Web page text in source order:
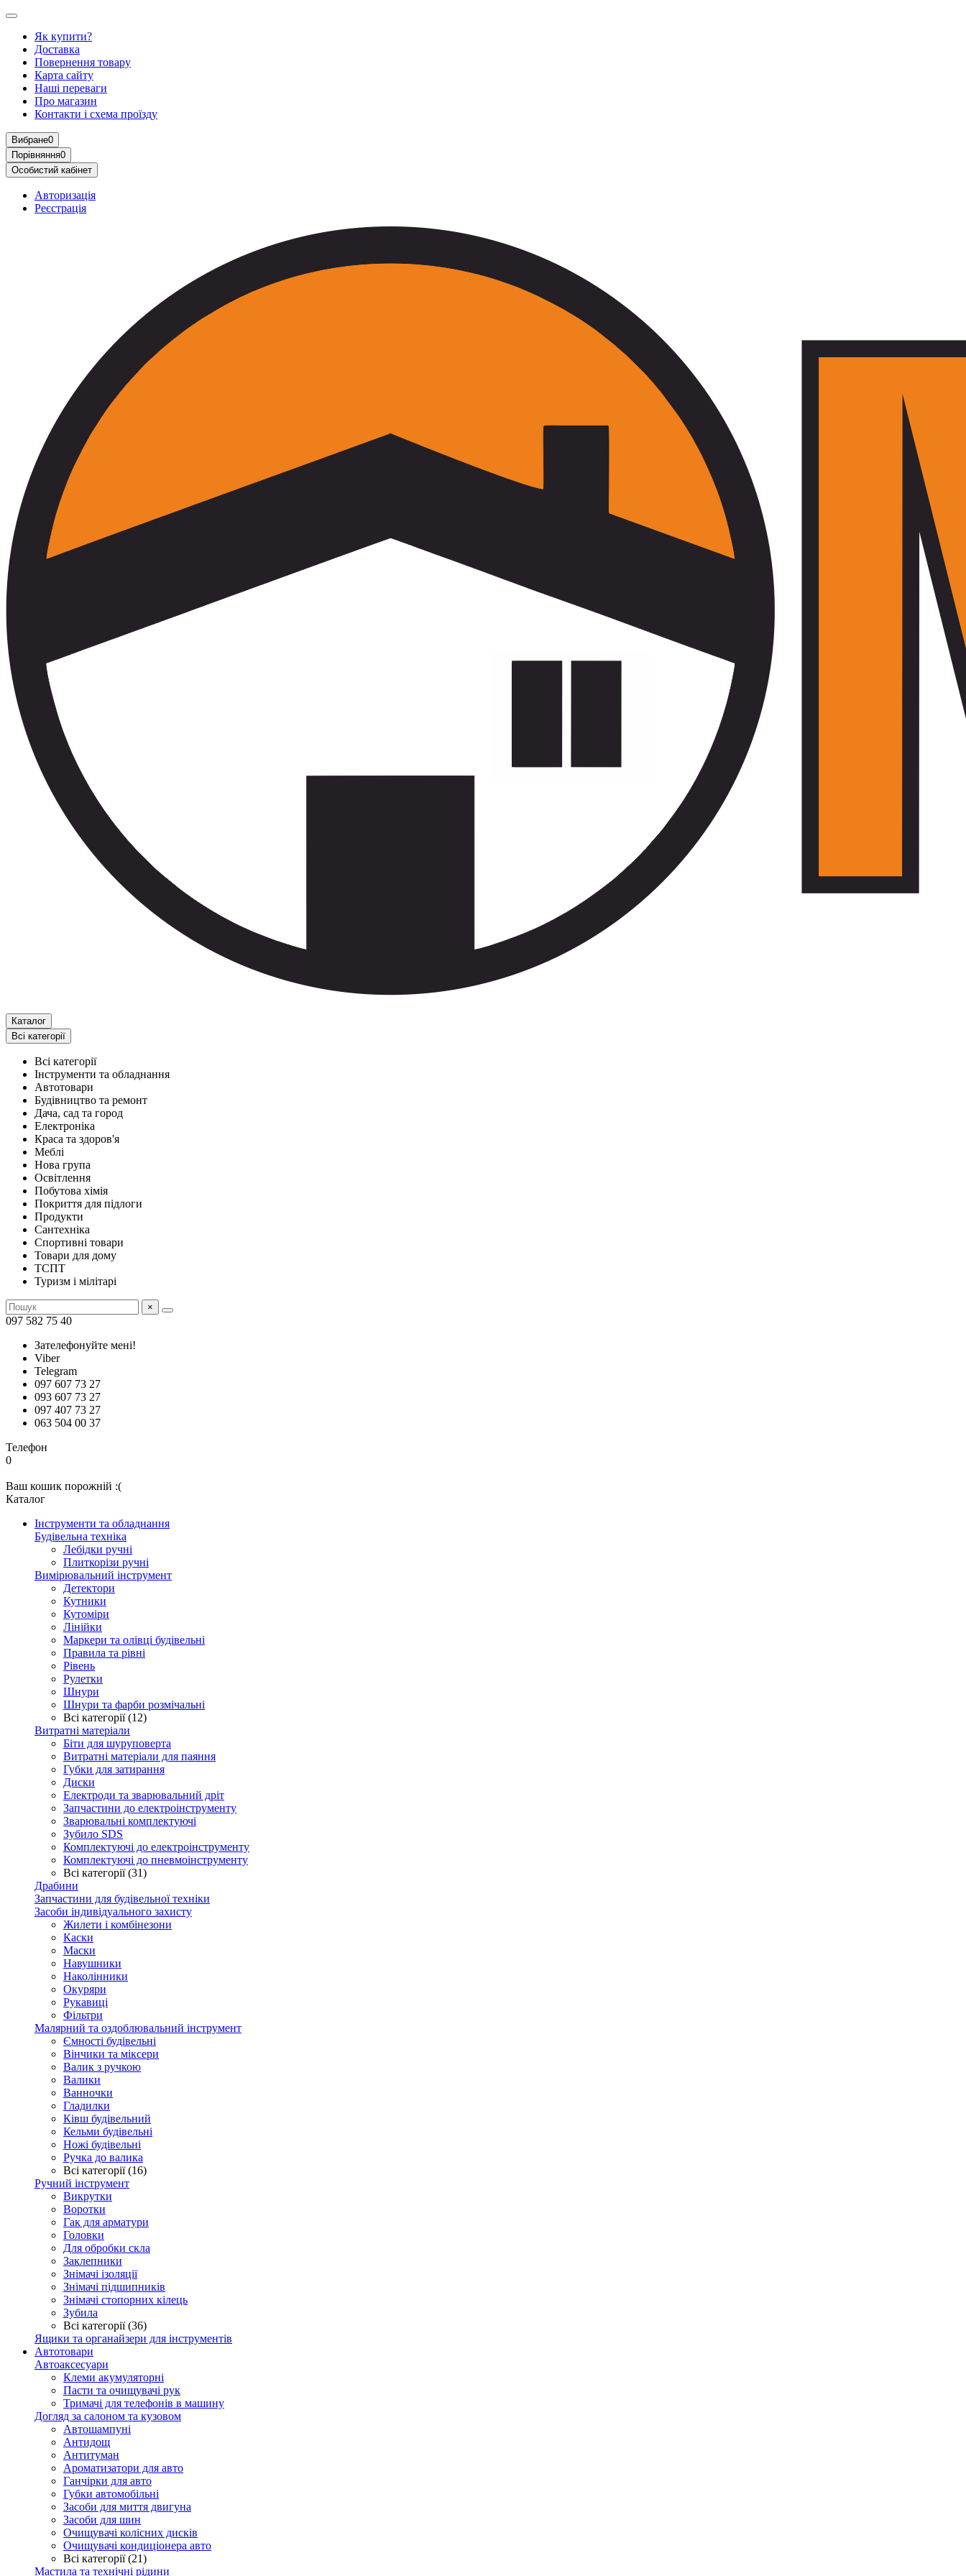
Як купити?
Доставка
Повернення товару
Карта сайту
Наші переваги
Про магазин
Контакти і схема проїзду
Вибране0
Порівняння0
Особистий кабінет
Авторизація
Реєстрація
Каталог
Всі категорії
Всі категорії
Інструменти та обладнання
Автотовари
Будівництво та ремонт
Дача, сад та город
Електроніка
Краса та здоров'я
Меблі
Нова група
Освітлення
Побутова хімія
Покриття для підлоги
Продукти
Сантехніка
Спортивні товари
Товари для дому
ТСПТ
Туризм і мілітарі
×
097 582 75 40
Зателефонуйте мені!
Viber
Telegram
097 607 73 27
093 607 73 27
097 407 73 27
063 504 00 37
Телефон
0
Ваш кошик порожній :(
Каталог
Інструменти та обладнання
Будівельна техніка
Лебідки ручні
Плиткорізи ручні
Вимірювальний інструмент
Детектори
Кутники
Кутоміри
Лінійки
Маркери та олівці будівельні
Правила та рівні
Рівень
Рулетки
Шнури
Шнури та фарби розмічальні
Всі категорії (12)
Витратні матеріали
Біти для шуруповерта
Витратні матеріали для паяння
Губки для затирання
Диски
Електроди та зварювальний дріт
Запчастини до електроінструменту
Зварювальні комплектуючі
Зубило SDS
Комплектуючі до електроінструменту
Комплектуючі до пневмоінструменту
Всі категорії (31)
Драбини
Запчастини для будівельної техніки
Засоби індивідуального захисту
Жилети і комбінезони
Каски
Маски
Навушники
Наколінники
Окуряри
Рукавиці
Фільтри
Малярний та оздоблювальний інструмент
Ємності будівельні
Вінчики та міксери
Валик з ручкою
Валики
Ванночки
Гладилки
Ківш будівельний
Кельми будівельні
Ножі будівельні
Ручка до валика
Всі категорії (16)
Ручний інструмент
Викрутки
Воротки
Гак для арматури
Головки
Для обробки скла
Заклепники
Знімачі ізоляції
Знімачі підшипників
Знімачі стопорних кілець
Зубила
Всі категорії (36)
Ящики та органайзери для інструментів
Автотовари
Автоаксесуари
Клеми акумуляторні
Пасти та очищувачі рук
Тримачі для телефонів в машину
Догляд за салоном та кузовом
Автошампуні
Антидощ
Антитуман
Ароматизатори для авто
Ганчірки для авто
Губки автомобільні
Засоби для миття двигуна
Засоби для шин
Очищувачі колісних дисків
Очищувачі кондиціонера авто
Всі категорії (21)
Мастила та технічні рідини